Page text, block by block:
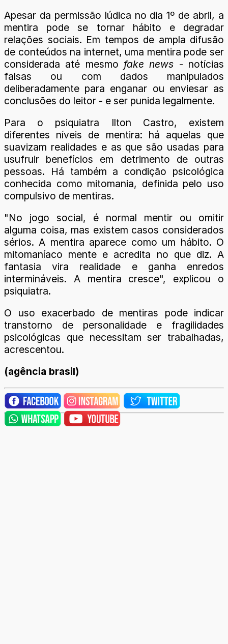
Apesar da permissão lúdica no dia 1º de abril, a
mentira pode se tornar hábito e degradar
relações sociais. Em tempos de ampla difusão
de conteúdos na internet, uma mentira pode ser
considerada até mesmo fake news - notícias
falsas ou com dados manipulados
deliberadamente para enganar ou enviesar as
conclusões do leitor - e ser punida legalmente.
Para o psiquiatra Ilton Castro, existem
diferentes níveis de mentira: há aquelas que
suavizam realidades e as que são usadas para
usufruir benefícios em detrimento de outras
pessoas. Há também a condição psicológica
conhecida como mitomania, definida pelo uso
compulsivo de mentiras.
"No jogo social, é normal mentir ou omitir
alguma coisa, mas existem casos considerados
sérios. A mentira aparece como um hábito. O
mitomaníaco mente e acredita no que diz. A
fantasia vira realidade e ganha enredos
intermináveis. A mentira cresce", explicou o
psiquiatra.
O uso exacerbado de mentiras pode indicar
transtorno de personalidade e fragilidades
psicológicas que necessitam ser trabalhadas,
acrescentou.
(agência brasil)